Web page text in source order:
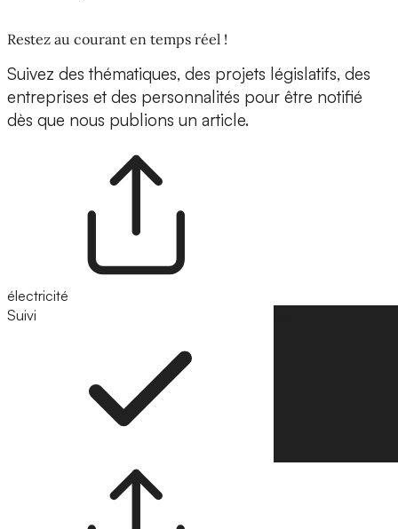
Restez au courant en temps réel !
Suivez des thématiques, des projets législatifs, des
entreprises et des personnalités pour être notifié
dès que nous publions un article.
électricité
Suivi